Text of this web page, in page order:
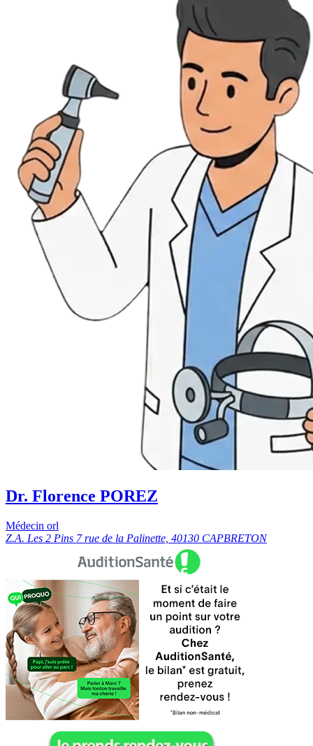
Dr. Florence POREZ
Médecin orl
Z.A. Les 2 Pins 7 rue de la Palinette, 40130 CAPBRETON